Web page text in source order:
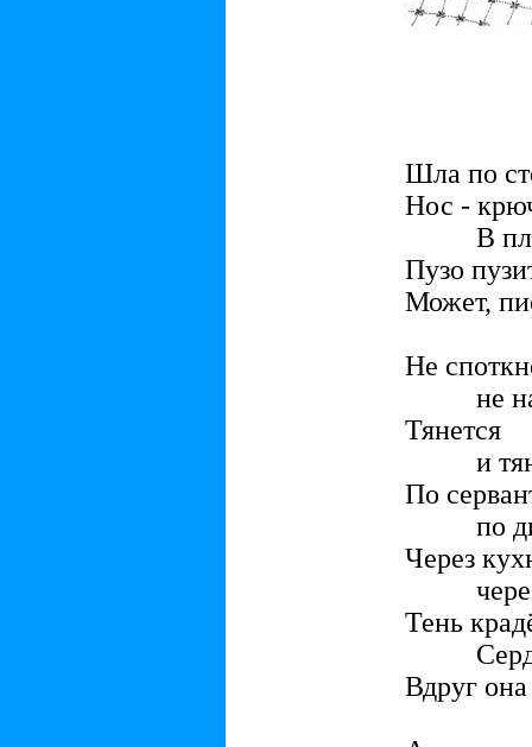
Шла по
Нос -
В
Пузо
Может,
Не
не
Тянется
и
По
по
Через
через
Тень
Вдруг она